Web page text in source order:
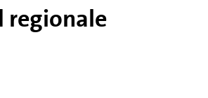
regionale